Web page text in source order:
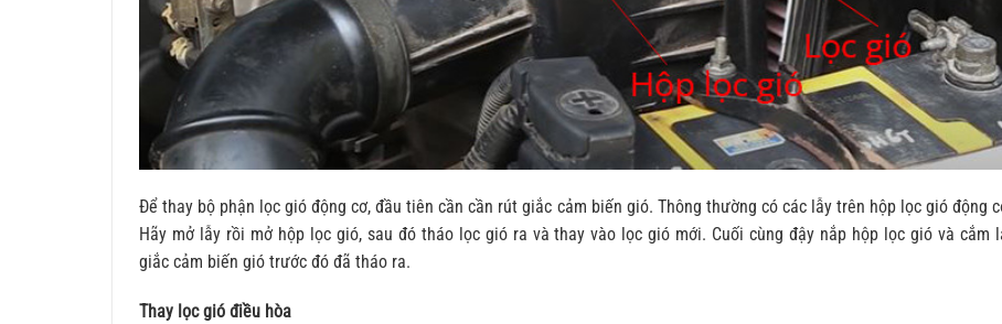
Để thay bộ phận lọc gió động cơ, đầu tiên cần cần rút giắc cảm biến gió. Thông thường có các lẫy trên hộp lọc gió động
Hãy mở lẫy rồi mở hộp lọc gió, sau đó tháo lọc gió ra và thay vào lọc gió mới. Cuối cùng đậy nắp hộp lọc gió và cắm
giắc cảm biến gió trước đó đã tháo ra.
Thay lọc gió điều hòa